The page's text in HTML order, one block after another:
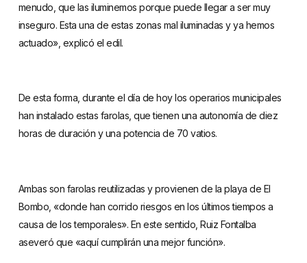
menudo, que las iluminemos porque puede llegar a ser muy
inseguro. Esta una de estas zonas mal iluminadas y ya hemos
actuado», explicó el edil.
De esta forma, durante el día de hoy los operarios municipales
han instalado estas farolas, que tienen una autonomía de diez
horas de duración y una potencia de 70 vatios.
Ambas son farolas reutilizadas y provienen de la playa de El
Bombo, «donde han corrido riesgos en los últimos tiempos a
causa de los temporales». En este sentido, Ruiz Fontalba
aseveró que «aquí cumplirán una mejor función».